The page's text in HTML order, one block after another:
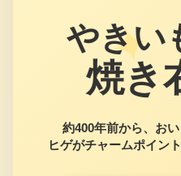
やきい
焼き
約400年前から、お
ヒゲがチャームポイン